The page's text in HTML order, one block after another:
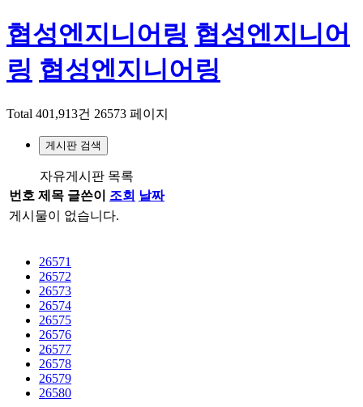
협성엔지니어링 협성엔지니어
링 협성엔지니어링
Total 401,913건 26573 페이지
게시판 검색
자유게시판 목록
번호 제목 글쓴이 조회 날짜
게시물이 없습니다.
26571
26572
26573
26574
26575
26576
26577
26578
26579
26580